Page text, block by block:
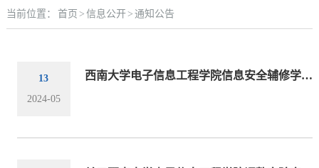
当前位置： 首页 > 信息公开> 通知公告
13
2024-05
西南大学电子信息工程学院信息安全辅修学位招生简章